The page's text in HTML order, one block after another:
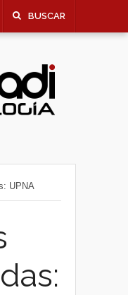
BUSCAR
UPNA